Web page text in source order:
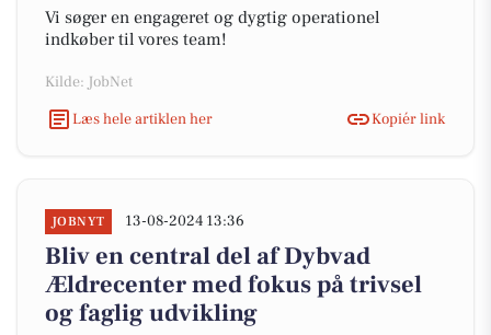
Vi søger en engageret og dygtig operationel
indkøber til vores team!
Kilde: JobNet
Læs hele artiklen her
Kopiér link
JOBNYT 13-08-2024 13:36
Bliv en central del af Dybvad
Ældrecenter med fokus på trivsel
og faglig udvikling